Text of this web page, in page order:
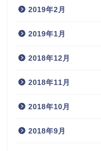
2019年2月
2019年1月
2018年12月
2018年11月
2018年10月
2018年9月